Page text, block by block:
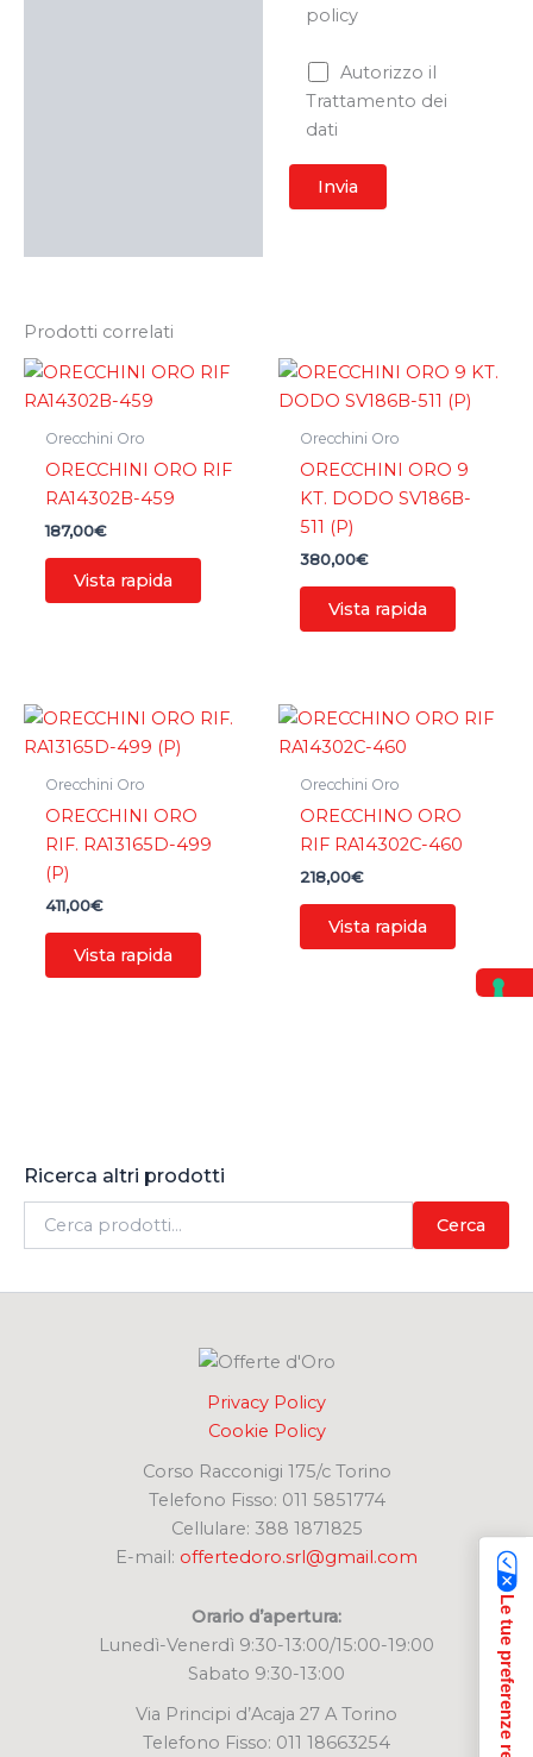
Ricerca altri prodotti
Cerca
policy
Autorizzo il
Trattamento dei
dati
Prodotti correlati
Orecchini Oro
ORECCHINI ORO RIF
RA14302B-459
187,00€
Vista rapida
Orecchini Oro
ORECCHINI ORO 9
KT. DODO SV186B-
511 (P)
380,00€
Vista rapida
Orecchini Oro
ORECCHINI ORO
RIF. RA13165D-499
(P)
411,00€
Vista rapida
Orecchini Oro
ORECCHINO ORO
RIF RA14302C-460
218,00€
Vista rapida
Privacy Policy
Cookie Policy
Corso Racconigi 175/c Torino
Telefono Fisso: 011 5851774
Cellulare: 388 1871825
E-mail: offertedoro.srl@gmail.com
Orario d’apertura:
Lunedì-Venerdì 9:30-13:00/15:00-19:00
Sabato 9:30-13:00
Via Principi d’Acaja 27 A Torino
Telefono Fisso: 011 18663254